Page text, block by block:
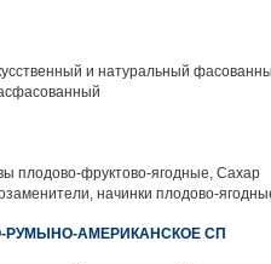
и натуральный
плодово-фруктово-ягодные, Сахар
начинки плодово-
РУМЫНО-АМЕРИКАНСКОЕ СП